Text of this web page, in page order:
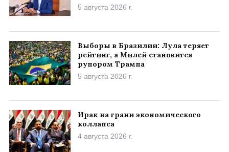
5 августа 2026 г.
Выборы в Бразилии: Лула теряет
рейтинг, а Милей становится
рупором Трампа
5 августа 2026 г.
Ирак на грани экономического
коллапса
4 августа 2026 г.